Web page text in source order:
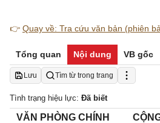
👉 Quay về: Tra cứu văn bản (phiên
Tổng quan Nội dung VB gốc
Lưu Tìm từ trong trang
Tình trạng hiệu lực: Đã biết
VĂN PHÒNG CHÍNH